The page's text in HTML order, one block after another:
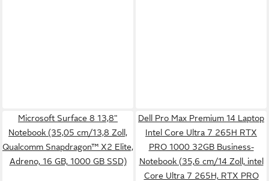
Microsoft Surface 8 13,8"
Notebook (35,05 cm/13,8 Zoll,
Qualcomm Snapdragon™ X2 Elite,
Adreno, 16 GB, 1000 GB SSD)
Dell Pro Max Premium 14 Laptop
Intel Core Ultra 7 265H RTX
PRO 1000 32GB Business-
Notebook (35,6 cm/14 Zoll, intel
Core Ultra 7 265H, RTX PRO